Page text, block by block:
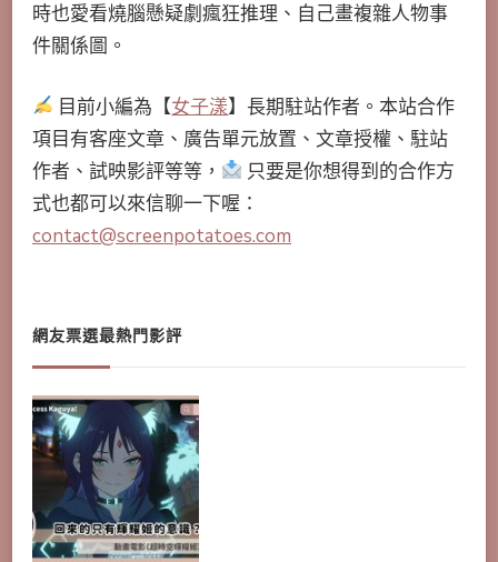
時也愛看燒腦懸疑劇瘋狂推理、自己畫複雜人物事
件關係圖。
目前小編為【女子漾】長期駐站作者。本站合作
項目有客座文章、廣告單元放置、文章授權、駐站
作者、試映影評等等，
只要是你想得到的合作方
式也都可以來信聊一下喔：
contact@screenpotatoes.com
網友票選最熱門影評